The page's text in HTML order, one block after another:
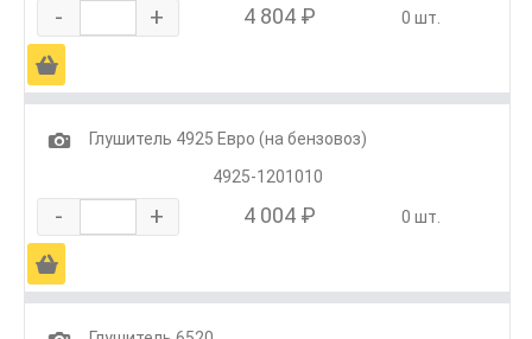
- + 4 804 ₽ 0 шт.
Ä
1
Глушитель 4925 Евро (на бензовоз)
4925-1201010
- + 4 004 ₽ 0 шт.
Ä